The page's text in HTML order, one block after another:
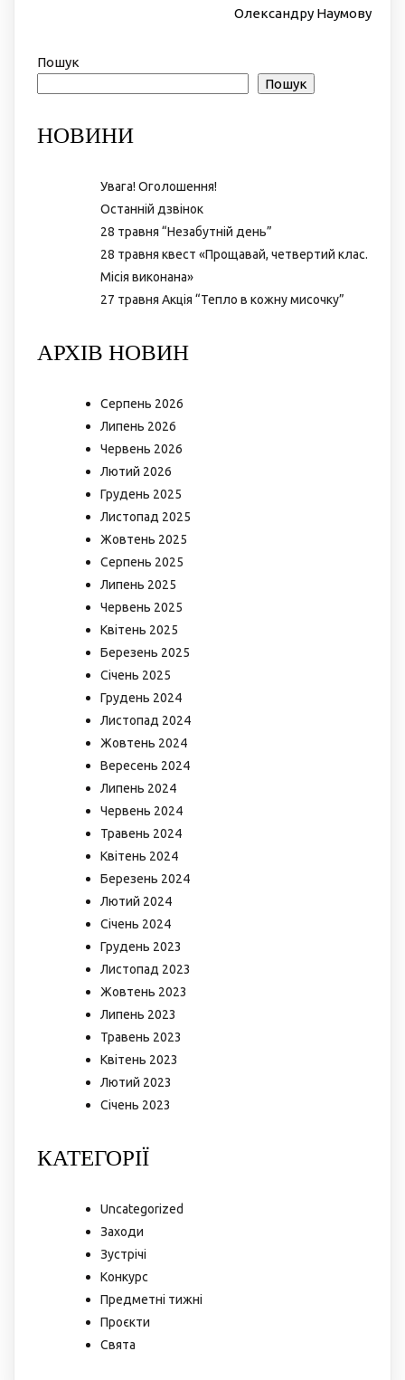
Олександру Наумову
Пошук
Пошук
НОВИНИ
Увага! Оголошення!
Останній дзвінок
28 травня “Незабутній день”
28 травня квест «Прощавай, четвертий клас.
Місія виконана»
27 травня Акція “Тепло в кожну мисочку”
АРХІВ НОВИН
Серпень 2026
Липень 2026
Червень 2026
Лютий 2026
Грудень 2025
Листопад 2025
Жовтень 2025
Серпень 2025
Липень 2025
Червень 2025
Квітень 2025
Березень 2025
Січень 2025
Грудень 2024
Листопад 2024
Жовтень 2024
Вересень 2024
Липень 2024
Червень 2024
Травень 2024
Квітень 2024
Березень 2024
Лютий 2024
Січень 2024
Грудень 2023
Листопад 2023
Жовтень 2023
Липень 2023
Травень 2023
Квітень 2023
Лютий 2023
Січень 2023
КАТЕГОРІЇ
Uncategorized
Заходи
Зустрічі
Конкурс
Предметні тижні
Проєкти
Свята